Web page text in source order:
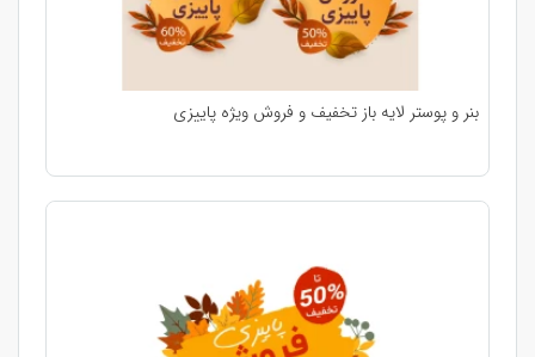
بنر و پوستر لایه باز تخفیف و فروش ویژه پاییزی